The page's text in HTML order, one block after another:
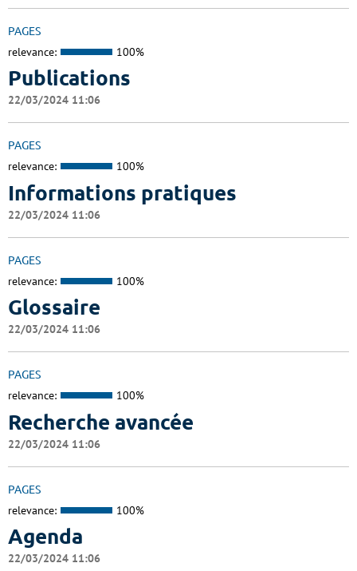
PAGES
relevance: 100%
Publications
22/03/2024 11:06
PAGES
relevance: 100%
Informations pratiques
22/03/2024 11:06
PAGES
relevance: 100%
Glossaire
22/03/2024 11:06
PAGES
relevance: 100%
Recherche avancée
22/03/2024 11:06
PAGES
relevance: 100%
Agenda
22/03/2024 11:06